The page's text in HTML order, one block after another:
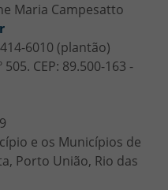
Maria Campesatto
6010 (plantão)
CEP: 89.500-163 -
e os Municípios de
Porto União, Rio das